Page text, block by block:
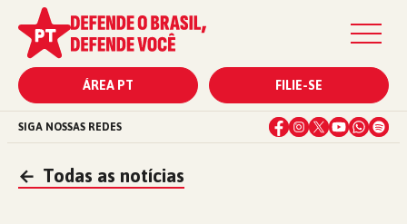
ÁREA PT FILIE-SE
SIGA NOSSAS REDES
← Todas as notícias